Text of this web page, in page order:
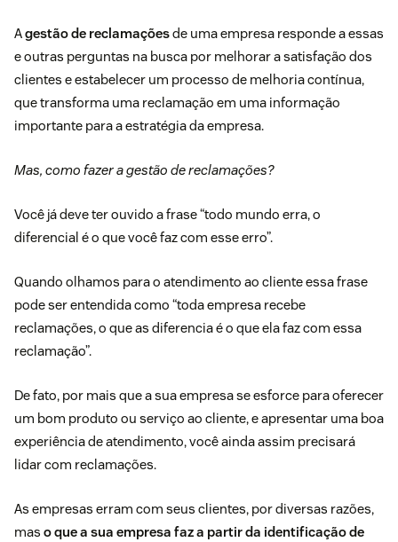
Agestão de reclamaçõesde uma empresa responde a essas
e outras perguntas na busca por melhorar asatisfação dos
clientes e estabelecer um processo de melhoria contínua,
que transforma uma reclamação em uma informação
importante para a estratégia da empresa.
Mas, como fazer a gestão de reclamações?
Você já deve ter ouvido a frase “todo mundo erra, o
diferencial é o que você faz com esse erro”.
Quando olhamos para o atendimento ao clienteessa frase
pode ser entendida como “toda empresa recebe
reclamações, o que as diferencia é o que ela faz com essa
reclamação”.
De fato, por mais que a sua empresa se esforce para oferecer
um bom produto ou serviço ao cliente, e apresentar uma boa
experiência de atendimento, você ainda assim precisará
lidar com reclamações.
As empresas erram com seus clientes, por diversas razões,
mas o que a sua empresa faz a partir da identificação de